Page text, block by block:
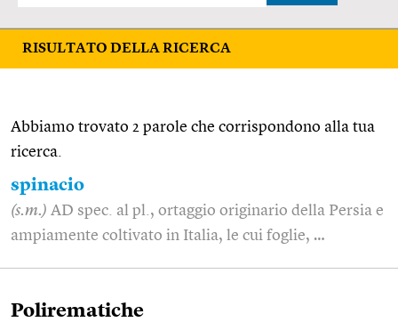
RISULTATO DELLA RICERCA
Abbiamo trovato 2 parole che corrispondono alla tua
ricerca.
spinacio
(s.m.) AD spec. al pl., ortaggio originario della Persia e
ampiamente coltivato in Italia, le cui foglie, …
Polirematiche